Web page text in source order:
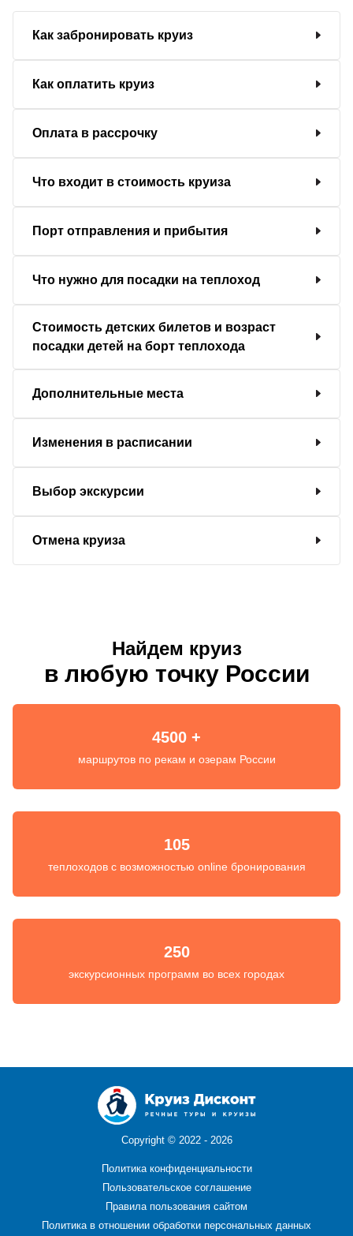
Как забронировать круиз
Как оплатить круиз
Оплата в рассрочку
Что входит в стоимость круиза
Порт отправления и прибытия
Что нужно для посадки на теплоход
Стоимость детских билетов и возраст
посадки детей на борт теплохода
Дополнительные места
Изменения в расписании
Выбор экскурсии
Отмена круиза
Найдем круиз
в любую точку России
4500 +
маршрутов по рекам и озерам России
105
теплоходов с возможностью online бронирования
250
экскурсионных программ во всех городах
Copyright © 2022 - 2026
Политика конфиденциальности
Пользовательское соглашение
Правила пользования сайтом
Политика в отношении обработки персональных данных